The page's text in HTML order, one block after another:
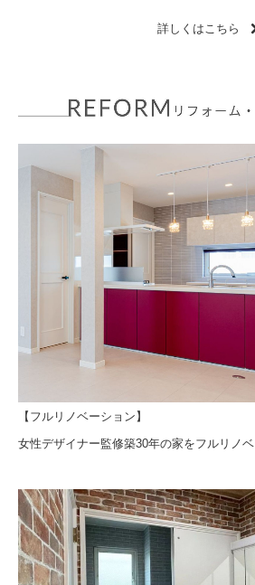
詳しくはこちら
【フルリノベーション】
女性デザイナー監修築30年の家をフルリノ